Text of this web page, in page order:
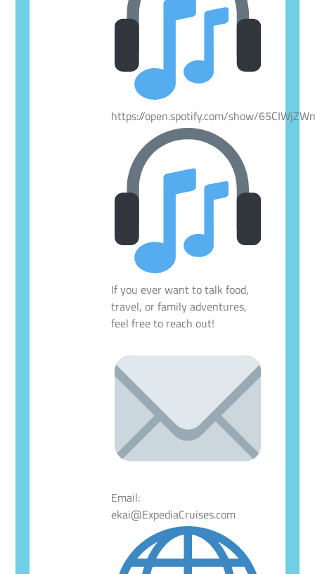
https://open.spotify.com/show/
If you ever want to talk food,
travel, or family adventures,
feel free to reach out!
Email:
ekai@ExpediaCruises.com